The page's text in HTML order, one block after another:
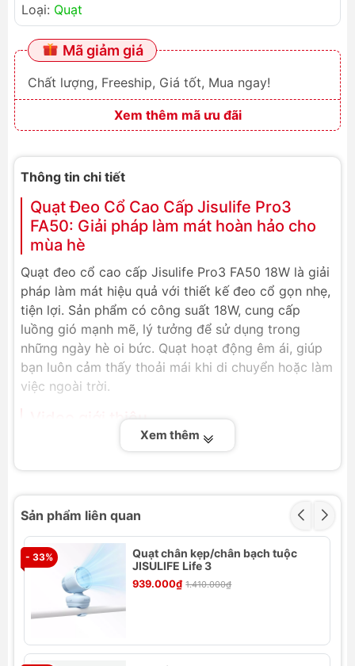
Loại: Quạt
Mã giảm giá
Chất lượng, Freeship, Giá tốt, Mua ngay!
Xem thêm mã ưu đãi
Thông tin chi tiết
Quạt Đeo Cổ Cao Cấp Jisulife Pro3
FA50: Giải pháp làm mát hoàn hảo cho
mùa hè
Quạt đeo cổ cao cấp Jisulife Pro3 FA50 18W là giải
pháp làm mát hiệu quả với thiết kế đeo cổ gọn nhẹ,
tiện lợi. Sản phẩm có công suất 18W, cung cấp
luồng gió mạnh mẽ, lý tưởng để sử dụng trong
những ngày hè oi bức. Quạt hoạt động êm ái, giúp
bạn luôn cảm thấy thoải mái khi di chuyển hoặc làm
việc ngoài trời.
Video giới thiệu
Xem thêm
Sản phẩm liên quan
- 33%
Quạt chân kẹp/chân bạch tuộc
JISULIFE Life 3
939.000₫ 1.410.000₫